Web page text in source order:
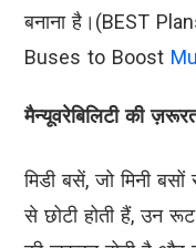
बनाना है।(BEST
Buses to Boost
मैन्यूवरेबिलिटी की
मिडी बसें, जो मिनी
से छोटी होती हैं, उन रूट